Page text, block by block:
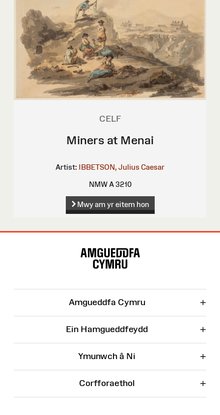
CELF
Miners at Menai
Artist: IBBETSON, Julius Caesar
NMW A 3210
Mwy am yr eitem hon
Amgueddfa Cymru +
Ein Hamgueddfeydd +
Ymunwch â Ni +
Corfforaethol +